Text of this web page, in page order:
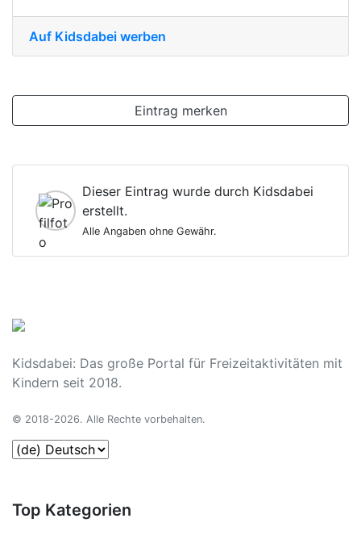
Auf Kidsdabei werben
Eintrag merken
Dieser Eintrag wurde durch Kidsdabei
erstellt.
Alle Angaben ohne Gewähr.
Kidsdabei: Das große Portal für Freizeitaktivitäten mit
Kindern seit 2018.
© 2018-2026. Alle Rechte vorbehalten.
Top Kategorien